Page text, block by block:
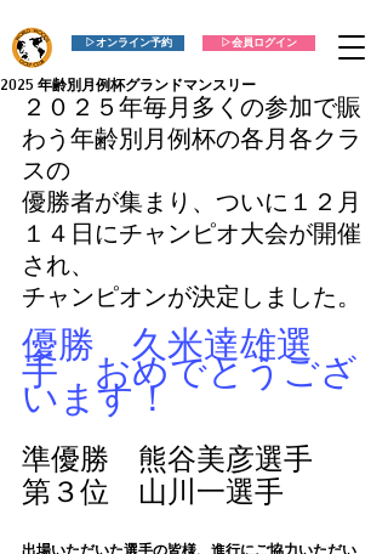
▷会員ログイン
▷オンライン予約
2025 年齢別月例杯グランドマンスリー
２０２５年毎月多くの参加で賑
わう年齢別月例杯の各月各クラ
スの
優勝者が集まり、ついに１２月
１４日にチャンピオ大会が開催
され、
チャンピオンが決定しました。
優勝　久米達雄選
手　おめでとうござ
います！
準優勝　熊谷美彦選手
第３位　山川一選手